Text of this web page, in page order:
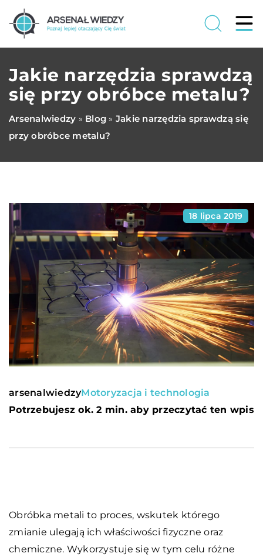
Jakie narzędzia sprawdzą
się przy obróbce metalu?
Arsenalwiedzy » Blog » Jakie narzędzia sprawdzą się
przy obróbce metalu?
18 lipca 2019
arsenalwiedzyMotoryzacja i technologia
Potrzebujesz ok. 2 min. aby przeczytać ten wpis
Obróbka metali to proces, wskutek którego
zmianie ulegają ich właściwości fizyczne oraz
chemiczne. Wykorzystuje się w tym celu różne